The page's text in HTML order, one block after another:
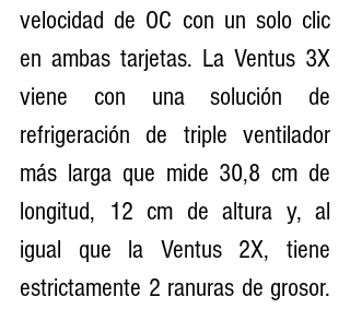
velocidad de OC con un solo clic
en ambas tarjetas. La Ventus 3X
viene con una solución de
refrigeración de triple ventilador
más larga que mide 30,8 cm de
longitud, 12 cm de altura y, al
igual que la Ventus 2X, tiene
estrictamente 2 ranuras de grosor.